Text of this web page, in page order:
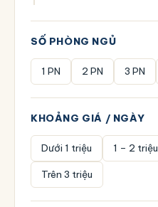
SỐ PHÒNG NGỦ
1 PN 2 PN 3 PN
KHOẢNG GIÁ / NGÀY
Dưới 1 triệu 1 – 2 triệu
Trên 3 triệu